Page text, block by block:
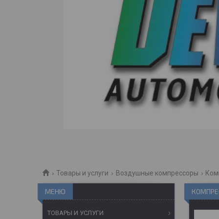
Товары и услуги Воздушные компрессоры
ТОВАРЫ И УСЛУГИ